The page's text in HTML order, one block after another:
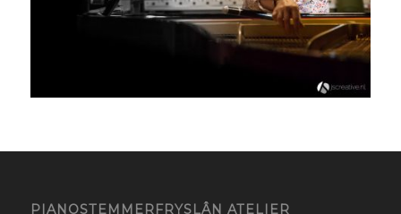
PIANOSTEMMERFRYSLÂN ATELIER